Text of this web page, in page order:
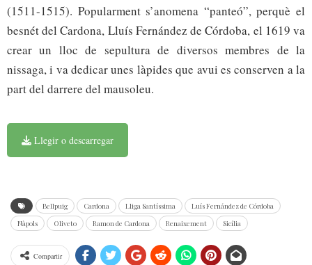
(1511-1515). Popularment s’anomena “panteó”, perquè el
besnét del Cardona, Lluís Fernández de Córdoba, el 1619 va
crear un lloc de sepultura de diversos membres de la
nissaga, i va dedicar unes làpides que avui es conserven a la
part del darrere del mausoleu.
Llegir o descarregar
Bellpuig Cardona Lliga Santíssima
Luís Fernández de Córdoba
Nàpols
Oliveto Ramon de Cardona Renaixement Sicília
Compartir